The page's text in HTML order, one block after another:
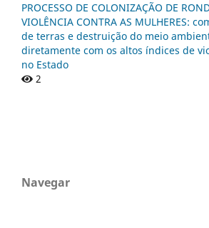
PROCESSO DE COLONIZAÇÃO DE
VIOLÊNCIA CONTRA AS MULHERES:
de terras e destruição do meio
diretamente com os altos índices de
no Estado
2
Navegar